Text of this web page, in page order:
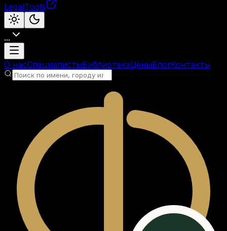
LegalTools
...
Загрузка аккаунта
О насСпециалистыБиблиотекаЦеныБлогКонтакты